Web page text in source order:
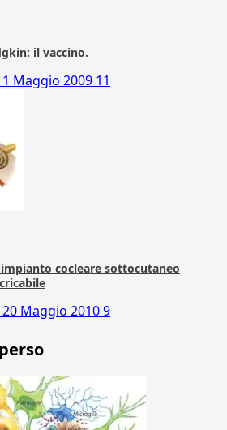
il vaccino.
1 Maggio 2009 11
impianto cocleare sottocutaneo
20 Maggio 20109